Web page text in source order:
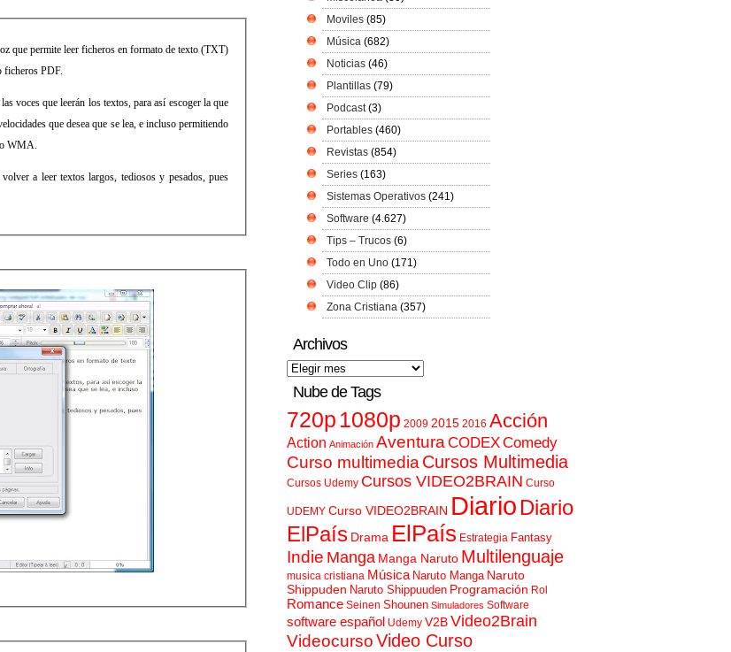
que permite leer ficheros en formato de texto (TXT)
PDF.
voces que leerán los textos, para así escoger la que
que desea que se lea, e incluso permitiendo
WMA.
a leer textos largos, tediosos y pesados, pues
Moviles (85)
Música (682)
Noticias (46)
Plantillas (79)
Podcast(3)
Portables (460)
Revistas (854)
Series (163)
Sistemas Operativos (241)
Software (4.627)
Tips – Trucos (6)
Todo en Uno (171)
Video Clip (86)
Zona Cristiana (357)
Archivos
Nube de Tags
720p 1080p 2009 2015 2016 Acción
Action Animación AventuraCODEXComedy
Curso multimediaCursos Multimedia
Cursos Udemy Cursos VIDEO2BRAIN Curso
UDEMY Curso VIDEO2BRAIN Diario Diario
ElPaís Drama ElPaís Estrategia Fantasy
Indie Manga Manga Naruto Multilenguaje
musica cristiana Música Naruto Manga Naruto
Shippuden Naruto Shippuuden Programación Rol
Romance Seinen Shounen Simuladores Software
software español Udemy V2BVideo2Brain
VideocursoVideo Curso